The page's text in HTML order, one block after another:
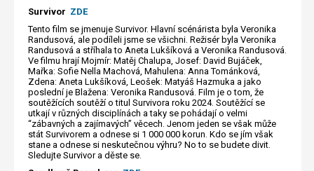
Survivor ZDE
Tento film se jmenuje Survivor. Hlavní scénárista byla Veronika
Randusová, ale podíleli jsme se všichni. Režisér byla Veronika
Randusová a stříhala to Aneta Lukšíková a Veronika Randusová.
Ve filmu hrají Mojmír: Matěj Chalupa, Josef: David Bujáček,
Mařka: Sofie Nella Machová, Mahulena: Anna Tománková,
Zdena: Aneta Lukšíková, Leošek: Matyáš Hazmuka a jako
poslední je Blažena: Veronika Randusová. Film je o tom, že
soutěžících soutěží o titul Survivora roku 2024. Soutěžící se
utkají v různých disciplínách a taky se pohádají o velmi
“zábavných a zajímavých” věcech. Jenom jeden se však může
stát Survivorem a odnese si 1 000 000 korun. Kdo se jím však
stane a odnese si neskutečnou výhru? No to se budete divit.
Sledujte Survivor a děste se.